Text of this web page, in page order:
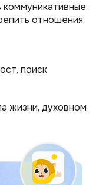
отношения.
поиск
жизни, духовном